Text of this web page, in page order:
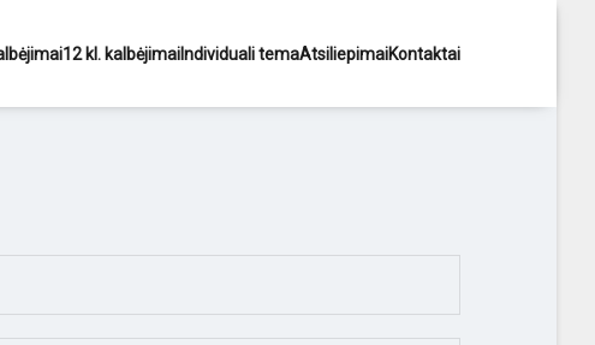
12 kl. kalbėjimaiIndividuali temaAtsiliepimaiKontaktai